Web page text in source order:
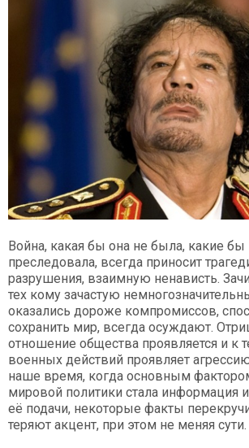
Война, какая бы она не была, какие бы
преследовала, всегда приносит
разрушения, взаимную ненависть.
тех кому зачастую
оказались дороже компромиссов,
сохранить мир, всегда осуждают.
отношение общества проявляется и к
военных действий проявляет
наше время, когда основным
мировой политики стала информация
её подачи, некоторые факты
теряют акцент, при этом не меняя сути.